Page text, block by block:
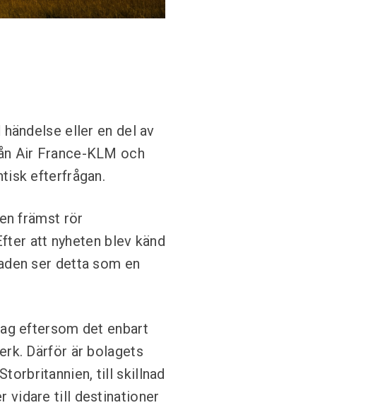
eller en del av
Air France-KLM och
efterfrågan.
främst rör
att nyheten blev känd
ser detta som en
eftersom det enbart
Därför är bolagets
till skillnad
vidare till destinationer